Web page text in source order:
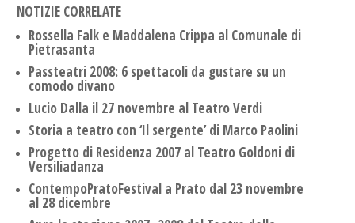
NOTIZIE CORRELATE
Rossella Falk e Maddalena Crippa al Comunale di
Pietrasanta
Passteatri 2008: 6 spettacoli da gustare su un
comodo divano
Lucio Dalla il 27 novembre al Teatro Verdi
Storia a teatro con ‘Il sergente’ di Marco Paolini
Progetto di Residenza 2007 al Teatro Goldoni di
Versiliadanza
ContempoPratoFestival a Prato dal 23 novembre
al 28 dicembre